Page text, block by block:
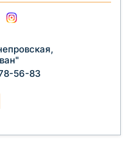
56-83